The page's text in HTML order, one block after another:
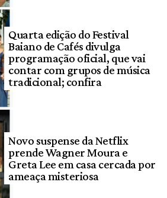
Quarta edição do Festival
Baiano de Cafés divulga
programação oficial, que vai
contar com grupos de música
tradicional; confira
Novo suspense da Netflix
prende Wagner Moura e
Greta Lee em casa cercada por
ameaça misteriosa